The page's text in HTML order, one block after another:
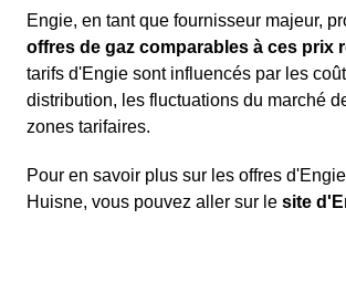
Engie, en tant que fournisseur majeur,
offres de gaz comparables à ces prix
tarifs d'Engie sont influencés par les
distribution, les fluctuations du marché
zones tarifaires.
Pour en savoir plus sur les offres
Huisne, vous pouvez aller sur le site